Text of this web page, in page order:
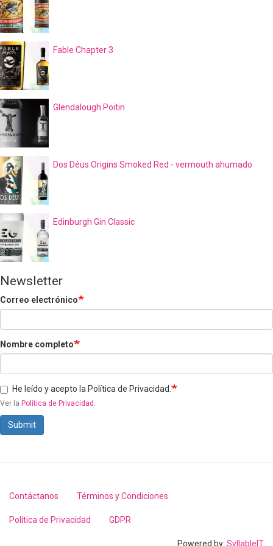
Fable Chapter 3
Glendalough Poitin
Dos Déus Origins Smoked Red - vermouth ahumado
Edinburgh Gin Classic
Newsletter
Correo electrónico
Nombre completo
He leído y acepto la Política de Privacidad.
Ver la Política de Privacidad .
Submit
Footer
menu
Contáctanos Términos y Condiciones
Política de Privacidad GDPR
Powered by: SyllableIT